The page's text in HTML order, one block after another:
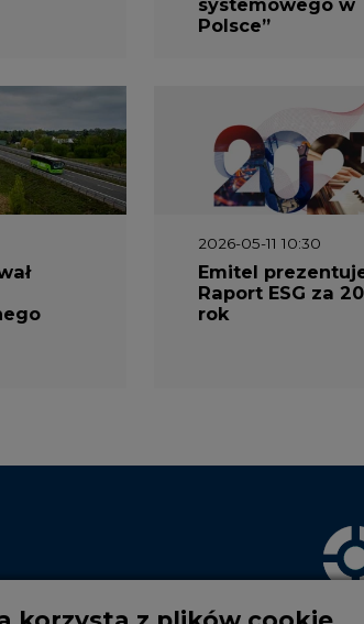
2026-05-11 10:30
Emitel prezentuje
Raport ESG za
rok
korzysta z plików cookie
do spersonalizowania treści i